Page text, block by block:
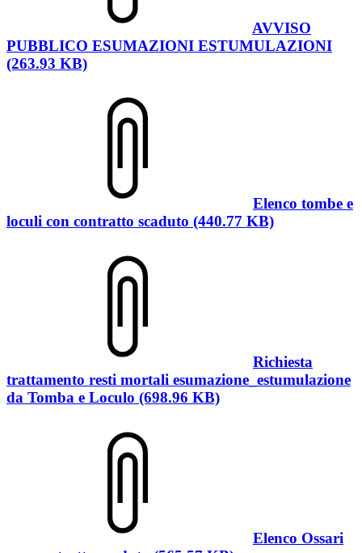
AVVISO
PUBBLICO ESUMAZIONI ESTUMULAZIONI
(263.93 KB)
Elenco tombe e
loculi con contratto scaduto (440.77 KB)
Richiesta
trattamento resti mortali esumazione_estumulazione
da Tomba e Loculo (698.96 KB)
Elenco Ossari